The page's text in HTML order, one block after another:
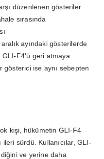
düzenlenen gösteriler
sırasında
ayındaki gösterilerde
F4’ü geri atmaya
gösterici ise aynı sebepten
kişi, hükümetin GLI-F4
ileri sürdü. Kullanıcılar, GLI-
ve yerine daha